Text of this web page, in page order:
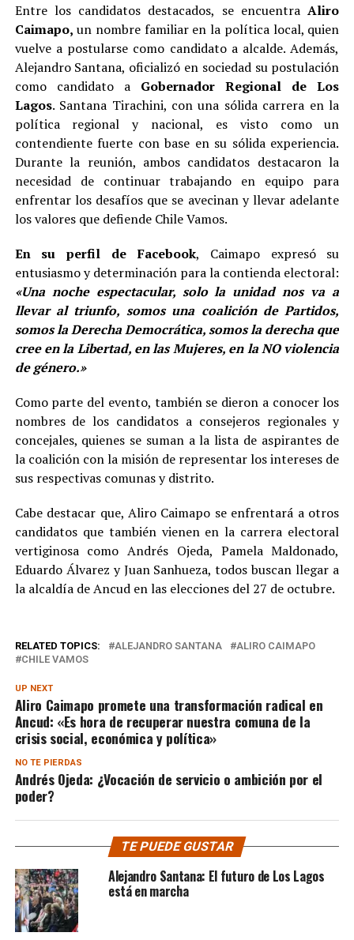
Entre los candidatos destacados, se encuentraAliro
Caimapo, un nombre familiar en la política local, quien
vuelve a postularse como candidato a alcalde. Además,
Alejandro Santana, oficializó en sociedad su postulación
como candidato a Gobernador Regional de Los
Lagos. Santana Tirachini, con una sólida carrera en la
política regional y nacional, es visto como un
contendiente fuerte con base en su sólida experiencia.
Durante la reunión, ambos candidatos destacaron la
necesidad de continuar trabajando en equipo para
enfrentar los desafíos que se avecinan y llevar adelante
los valores que defiende Chile Vamos.
En su perfil de Facebook, Caimapo expresó su
entusiasmo y determinación para la contienda electoral:
«Una noche espectacular, solo la unidad nos va a
llevar al triunfo, somos una coalición de Partidos,
somos la Derecha Democrática, somos la derecha que
cree en la Libertad, en las Mujeres, en la NO violencia
de género.»
Como parte del evento, también se dieron a conocer los
nombres de los candidatos a consejeros regionales y
concejales, quienes se suman a la lista de aspirantes de
la coalición con la misión de representar los intereses de
sus respectivas comunas y distrito.
Cabe destacar que, Aliro Caimapo se enfrentará a otros
candidatos que también vienen en la carrera electoral
vertiginosa como Andrés Ojeda, Pamela Maldonado,
Eduardo Álvarez y Juan Sanhueza, todos buscan llegar a
la alcaldía de Ancud en las elecciones del 27 de octubre.
RELATED TOPICS: ALEJANDRO SANTANA
ALIRO CAIMAPO
CHILE VAMOS
UP NEXT
Aliro Caimapo promete una transformación radical en
Ancud: «Es hora de recuperar nuestra comuna de la
crisis social, económica y política»
NO TE PIERDAS
Andrés Ojeda: ¿Vocación de servicio o ambición por el
poder?
TE PUEDE GUSTAR
Alejandro Santana: El futuro de Los Lagos
está en marcha